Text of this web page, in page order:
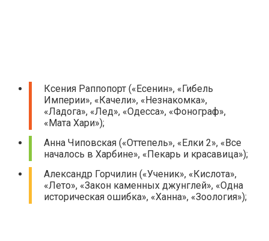
Ксения Раппопорт («Есенин», «Гибель
Империи», «Качели», «Незнакомка»,
«Ладога», «Лед», «Одесса», «Фонограф»,
«Мата Хари»);
Анна Чиповская («Оттепель», «Елки 2», «Все
началось в Харбине», «Пекарь и красавица»);
Александр Горчилин («Ученик», «Кислота»,
«Лето», «Закон каменных джунглей», «Одна
историческая ошибка», «Ханна», «Зоология»);